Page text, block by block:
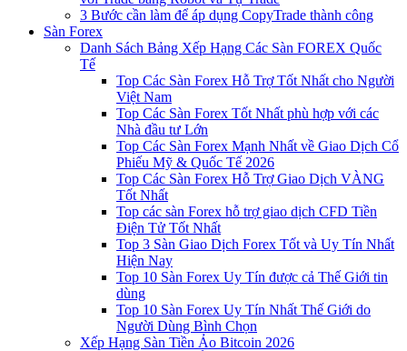
3 Bước cần làm để áp dụng CopyTrade thành công
Sàn Forex
Danh Sách Bảng Xếp Hạng Các Sàn FOREX Quốc
Tế
Top Các Sàn Forex Hỗ Trợ Tốt Nhất cho Người
Việt Nam
Top Các Sàn Forex Tốt Nhất phù hợp với các
Nhà đầu tư Lớn
Top Các Sàn Forex Mạnh Nhất về Giao Dịch Cổ
Phiếu Mỹ & Quốc Tế 2026
Top Các Sàn Forex Hỗ Trợ Giao Dịch VÀNG
Tốt Nhất
Top các sàn Forex hỗ trợ giao dịch CFD Tiền
Điện Tử Tốt Nhất
Top 3 Sàn Giao Dịch Forex Tốt và Uy Tín Nhất
Hiện Nay
Top 10 Sàn Forex Uy Tín được cả Thế Giới tin
dùng
Top 10 Sàn Forex Uy Tín Nhất Thế Giới do
Người Dùng Bình Chọn
Xếp Hạng Sàn Tiền Ảo Bitcoin 2026